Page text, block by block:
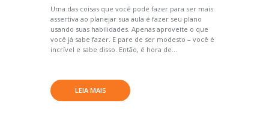
Uma das coisas que você pode fazer para ser mais
assertiva ao planejar sua aula é fazer seu plano
usando suas habilidades. Apenas aproveite o que
você já sabe fazer. E pare de ser modesto – você é
incrível e sabe disso. Então, é hora de...
LEIA MAIS